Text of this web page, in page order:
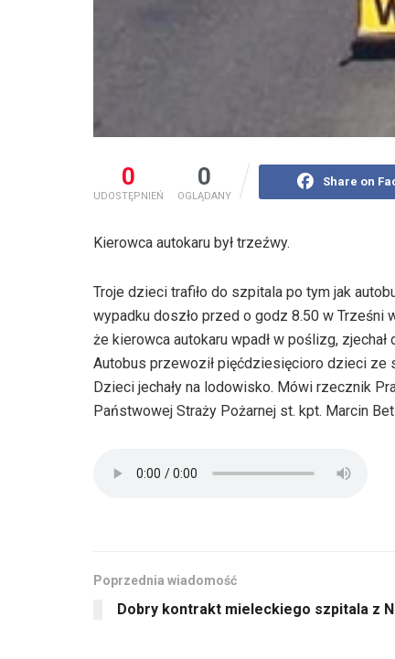
0
UDOSTĘPNIEŃ
0
OGLĄDANY
Share on
Kierowca autokaru był trzeźwy.
Troje dzieci trafiło do szpitala po tym jak
wypadku doszło przed o godz 8.50 w
że kierowca autokaru wpadł w poślizg,
Autobus przewoził pięćdziesięcioro dzieci ze
Dzieci jechały na lodowisko. Mówi rzecznik
Państwowej Straży Pożarnej st. kpt. Marcin
Poprzednia wiadomość
Dobry kontrakt mieleckiego szpitala z